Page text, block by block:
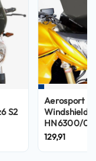
S2
Aerosport
Windshield
HN6300/07
129,91